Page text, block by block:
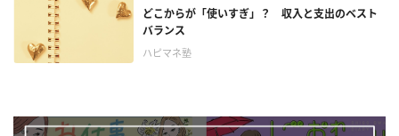
どこからが「使いすぎ」？ 収入と支出のベスト
バランス
ハピマネ塾